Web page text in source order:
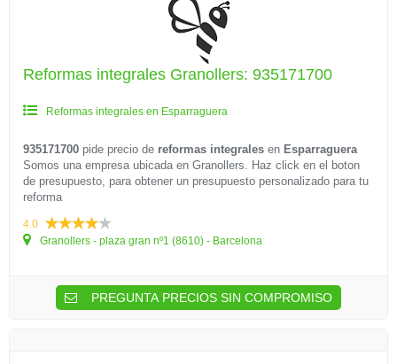
Reformas integrales Granollers: 935171700
Reformas integrales en Esparraguera
935171700 pide precio de reformas integrales en Esparraguera
Somos una empresa ubicada en Granollers. Haz click en el boton
de presupuesto, para obtener un presupuesto personalizado para tu
reforma
4.0
Granollers - plaza gran nº1 (8610) - Barcelona
PREGUNTA PRECIOS SIN COMPROMISO